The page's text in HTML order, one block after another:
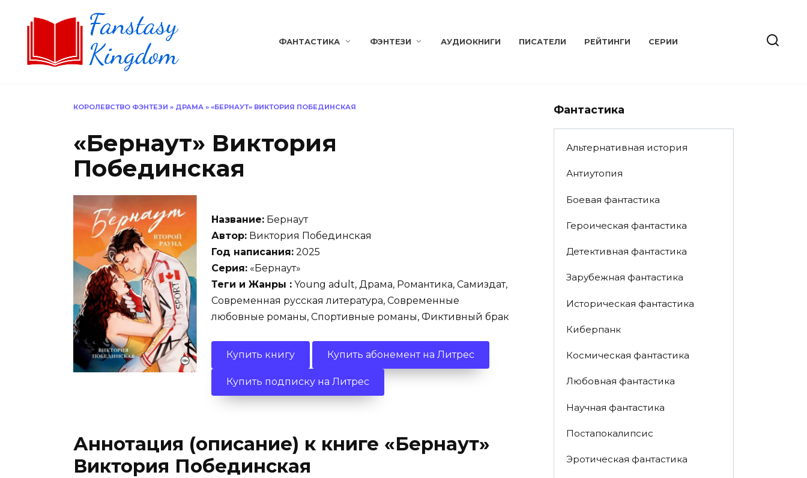
ФАНТАСТИКА ФЭНТЕЗИ АУДИОКНИГИ ПИСАТЕЛИ РЕЙТИНГИ СЕРИИ
КОРОЛЕВСТВО ФЭНТЕЗИ » ДРАМА » «БЕРНАУТ» ВИКТОРИЯ ПОБЕДИНСКАЯ
«Бернаут» Виктория
Побединская
Название: Бернаут
Автор: Виктория Побединская
Год написания: 2025
Серия: «Бернаут»
Теги и Жанры : Young adult, Драма, Романтика, Самиздат,
Современная русская литература, Современные
любовные романы, Спортивные романы, Фиктивный брак
Купить книгу Купить абонемент на Литрес
Купить подписку на Литрес
Аннотация (описание) к книге «Бернаут»
Виктория Побединская
Фантастика
Альтернативная история
Антиутопия
Боевая фантастика
Героическая фантастика
Детективная фантастика
Зарубежная фантастика
Историческая фантастика
Киберпанк
Космическая фантастика
Любовная фантастика
Научная фантастика
Постапокалипсис
Эротическая фантастика